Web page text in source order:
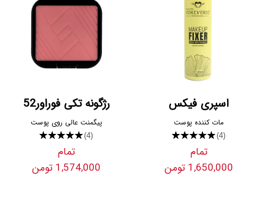
اسپری فیکس
مات کننده پوست
★★★★★(4)
تمام
1,650,000 تومن
رژگونه تکی فوراور52
پیگمنت عالی روی پوست
★★★★★(4)
تمام
1,574,000 تومن